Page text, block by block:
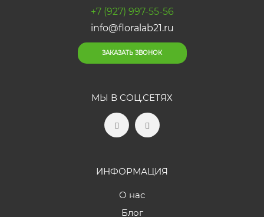
+7 (927) 997-55-56
info@floralab21.ru
ЗАКАЗАТЬ ЗВОНОК
МЫ В СОЦ.СЕТЯХ
ИНФОРМАЦИЯ
О нас
Блог